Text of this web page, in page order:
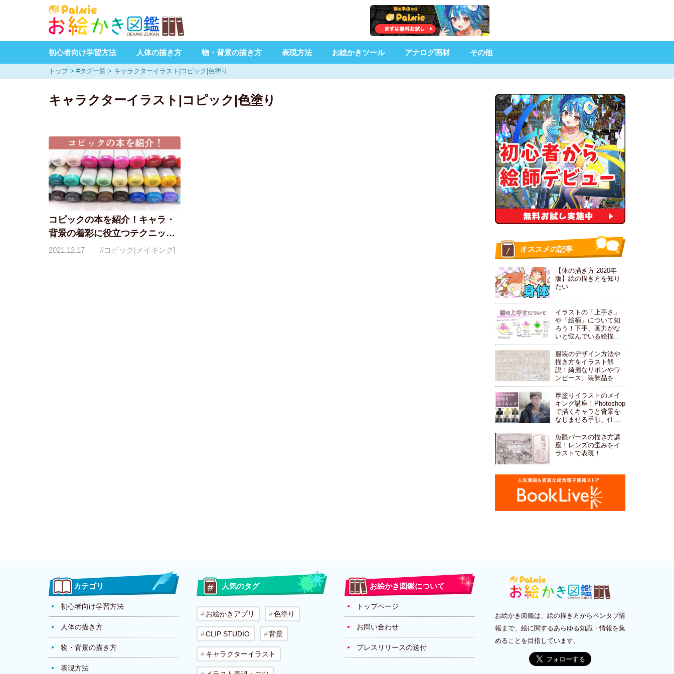
初心者向け学習方法 人体の描き方 物・背景の描き方 表現方法 お絵かきツール アナログ画材 その他
トップ> #タグ一覧 > キャラクターイラスト|コピック|色塗り
キャラクターイラスト|コピック|色塗り
コピックの本を紹介！キャラ・
背景の着彩に役立つテクニック
を覚えよう
2021.12.17
#コピック|メイキング|
オススメの記事
【体の描き方 2020年
版】絵の描き方を知り
たい
イラストの「上手さ」
や「絵柄」について知
ろう！下手、画力がな
いと悩んでいる絵描き
さんにおすすめ！
服装のデザイン方法や
描き方をイラスト解
説！綺麗なリボンやワ
ンピース、装飾品を描
こう！
厚塗りイラストのメイ
キング講座！Photoshop
で描くキャラと背景を
なじませる手順、仕上
げや加工方法もご紹介
します。
魚眼パースの描き方講
座！レンズの歪みをイ
ラストで表現！
カテゴリ
初心者向け学習方法
人体の描き方
物・背景の描き方
表現方法
人気のタグ
お絵かきアプリ 色塗り
CLIP STUDIO 背景
キャラクターイラスト
お絵かき図鑑について
トップページ
お問い合わせ
プレスリリースの送付
お絵かき図鑑は、絵の描き方からペンタブ情
報まで、絵に関するあらゆる知識・情報を集
めることを目指しています。